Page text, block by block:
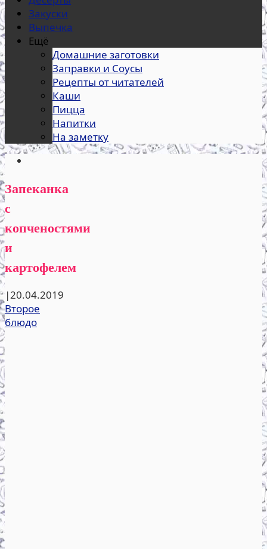
Закуски
Выпечка
Ещё
Домашние заготовки
Заправки и Соусы
Рецепты от читателей
Каши
Пицца
Напитки
На заметку
Запеканка
с
копченостями
и
картофелем
|20.04.2019
Второе
блюдо